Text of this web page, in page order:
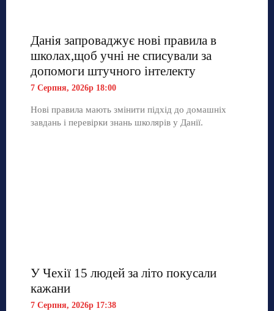
Данія запроваджує нові правила в
школах,щоб учні не списували за
допомоги штучного інтелекту
7 Серпня, 2026р 18:00
Нові правила мають змінити підхід до домашніх
завдань і перевірки знань школярів у Данії.
У Чехії 15 людей за літо покусали
кажани
7 Серпня, 2026р 17:38